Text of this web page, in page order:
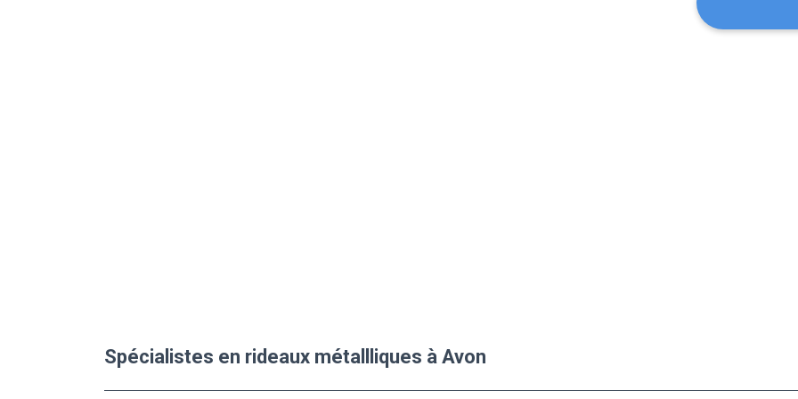
Spécialistes en rideaux métallliques à Avon